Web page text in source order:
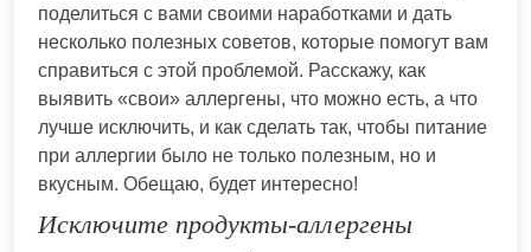
поделиться с вами своими наработками и дать
несколько полезных советов, которые помогут вам
справиться с этой проблемой. Расскажу, как
выявить «свои» аллергены, что можно есть, а что
лучше исключить, и как сделать так, чтобы питание
при аллергии было не только полезным, но и
вкусным. Обещаю, будет интересно!
Исключите продукты-аллергены